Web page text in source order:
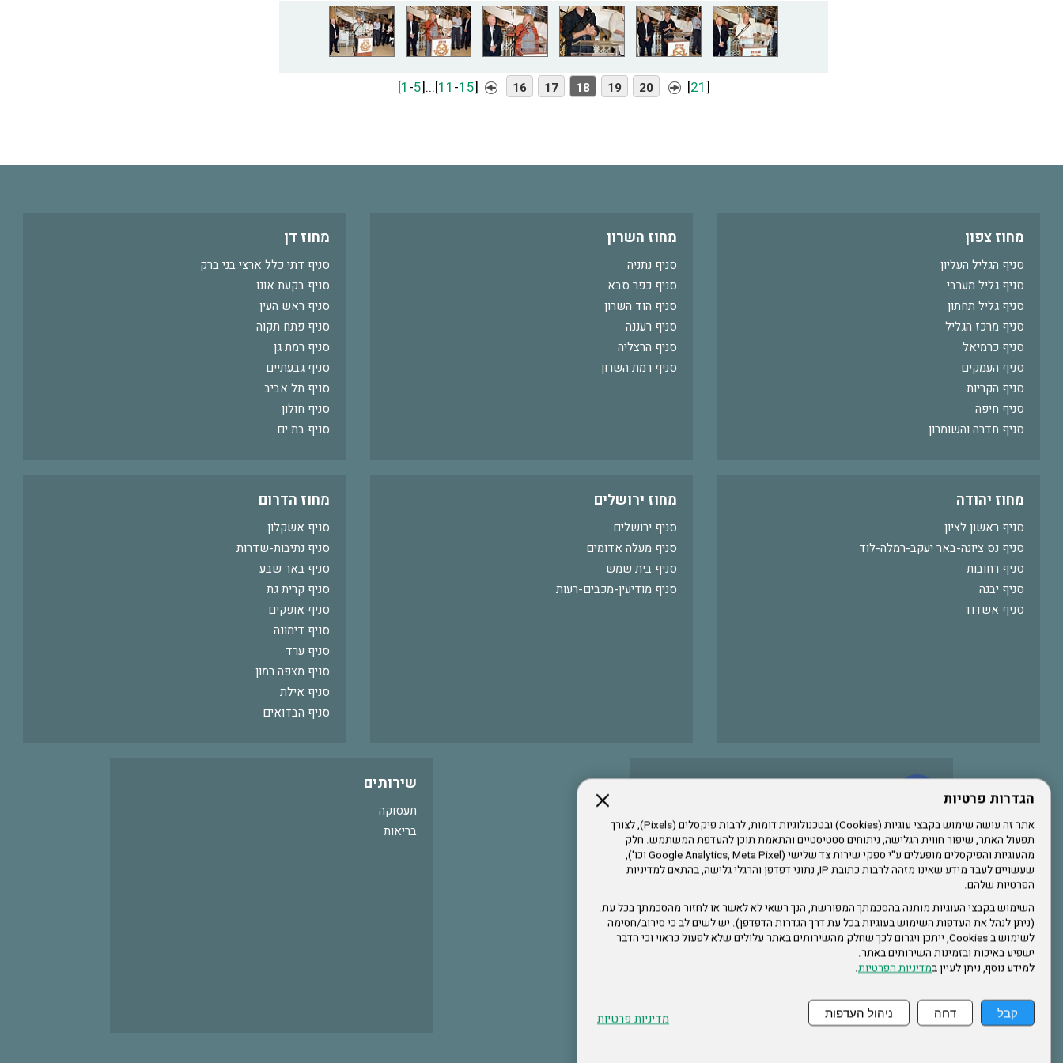
הגדרות פרטיות
אתר זה עושה שימוש בקבצי עוגיות (Cookies) ובטכנולוגיות דומות, לרבות פיקסלים (Pixels), לצורך
תפעול האתר, שיפור חווית הגלישה, ניתוחים סטטיסטיים והתאמת תוכן להעדפת המשתמש. חלק
מהעוגיות והפיקסלים מופעלים ע"י ספקי שירות צד שלישי (Google Analytics, Meta Pixel וכו'),
שעשויים לעבד מידע שאינו מזהה לרבות כתובת IP, נתוני דפדפן והרגלי גלישה, בהתאם למדיניות
הפרטיות שלהם.
השימוש בקבצי העוגיות מותנה בהסכמתך המפורשת, הנך רשאי לא לאשר או לחזור מהסכמתך בכל עת.
(ניתן לנהל את העדפות השימוש בעוגיות בכל עת דרך הגדרות הדפדפן). יש לשים לב כי סירוב/חסימה
לשימוש ב Cookies, ייתכן ויגרום לכך שחלק מהשירותים באתר עלולים שלא לפעול כראוי וכי הדבר
ישפיע באיכות ובזמינות השירותים באתר.
למידע נוסף, ניתן לעיין במדיניות הפרטיות.
קבל דחה ניהול העדפות מדיניות פרטיות
[1 -5]...[11 -15] 16 17 18 19 20 [21]
מחוז צפון
סניף הגליל העליון
סניף גליל מערבי
סניף גליל תחתון
סניף מרכז הגליל
סניף כרמיאל
סניף העמקים
סניף הקריות
סניף חיפה
סניף חדרה והשומרון
מחוז השרון
סניף נתניה
סניף כפר סבא
סניף הוד השרון
סניף רעננה
סניף הרצליה
סניף רמת השרון
מחוז דן
סניף דתי כלל ארצי בני ברק
סניף בקעת אונו
סניף ראש העין
סניף פתח תקוה
סניף רמת גן
סניף גבעתיים
סניף תל אביב
סניף חולון
סניף בת ים
מחוז יהודה
סניף ראשון לציון
סניף נס ציונה-באר יעקב-רמלה-לוד
סניף רחובות
סניף יבנה
סניף אשדוד
מחוז ירושלים
סניף ירושלים
סניף מעלה אדומים
סניף בית שמש
סניף מודיעין-מכבים-רעות
מחוז הדרום
סניף אשקלון
סניף נתיבות-שדרות
סניף באר שבע
סניף קרית גת
סניף אופקים
סניף דימונה
סניף ערד
סניף מצפה רמון
סניף אילת
סניף הבדואים
הרשמו לערוץ היוטיוב שלנו
אתר צה"ל
שירותים
תעסוקה
בריאות